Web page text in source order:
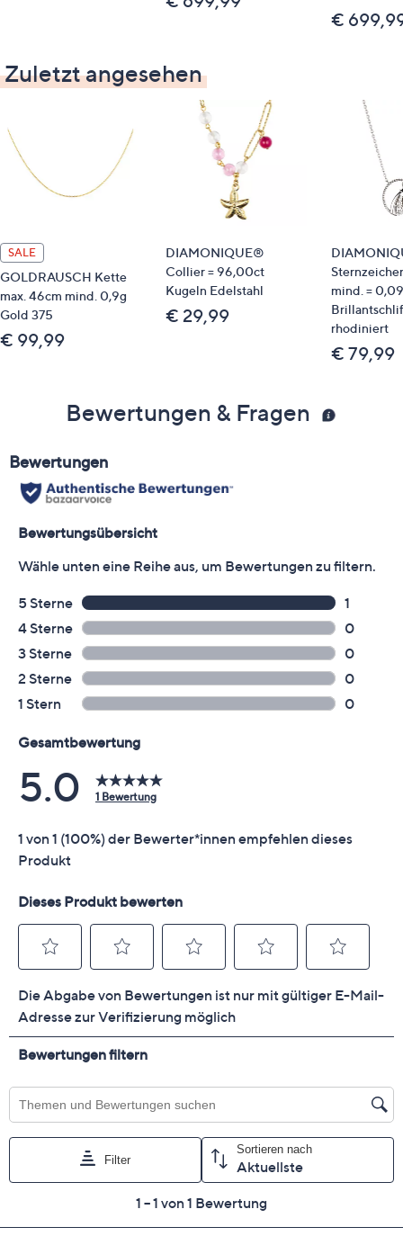
€
Zuletzt angesehen
SALE
GOLDRAUSCH Kette
max. 46cm mind. 0,9g
Gold 375
€ 99,99
DIAMONIQUE®
Collier = 96,00ct
Kugeln Edelstahl
€ 29,99
mind. =
rhodiniert
€ 79,99
Bewertungen & Fragen